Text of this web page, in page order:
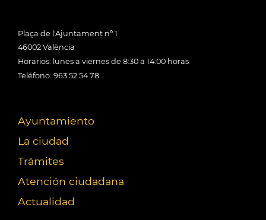
Plaça de l'Ajuntament nº 1
46002 València
Horarios: lunes a viernes de 8:30 a 14:00 horas
Teléfono: 963 52 54 78
Ayuntamiento
La ciudad
Trámites
Atención ciudadana
Actualidad